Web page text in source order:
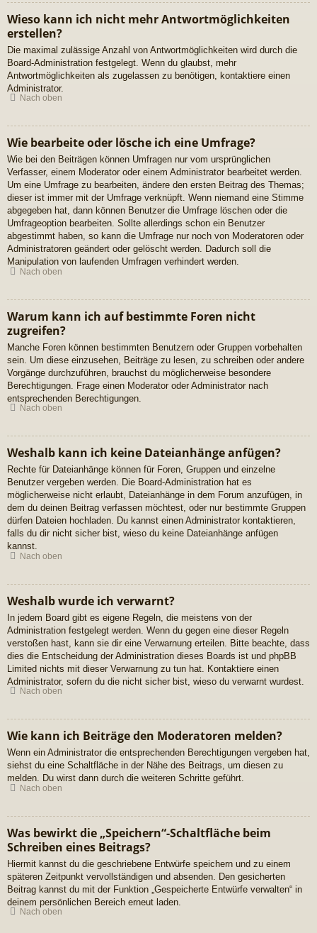
Wieso kann ich nicht mehr Antwortmöglichkeiten
erstellen?
Die maximal zulässige Anzahl von Antwortmöglichkeiten wird durch die
Board-Administration festgelegt. Wenn du glaubst, mehr
Antwortmöglichkeiten als zugelassen zu benötigen, kontaktiere einen
Administrator.
Nach oben
Wie bearbeite oder lösche ich eine Umfrage?
Wie bei den Beiträgen können Umfragen nur vom ursprünglichen
Verfasser, einem Moderator oder einem Administrator bearbeitet werden.
Um eine Umfrage zu bearbeiten, ändere den ersten Beitrag des Themas;
dieser ist immer mit der Umfrage verknüpft. Wenn niemand eine Stimme
abgegeben hat, dann können Benutzer die Umfrage löschen oder die
Umfrageoption bearbeiten. Sollte allerdings schon ein Benutzer
abgestimmt haben, so kann die Umfrage nur noch von Moderatoren oder
Administratoren geändert oder gelöscht werden. Dadurch soll die
Manipulation von laufenden Umfragen verhindert werden.
Nach oben
Warum kann ich auf bestimmte Foren nicht
zugreifen?
Manche Foren können bestimmten Benutzern oder Gruppen vorbehalten
sein. Um diese einzusehen, Beiträge zu lesen, zu schreiben oder andere
Vorgänge durchzuführen, brauchst du möglicherweise besondere
Berechtigungen. Frage einen Moderator oder Administrator nach
entsprechenden Berechtigungen.
Nach oben
Weshalb kann ich keine Dateianhänge anfügen?
Rechte für Dateianhänge können für Foren, Gruppen und einzelne
Benutzer vergeben werden. Die Board-Administration hat es
möglicherweise nicht erlaubt, Dateianhänge in dem Forum anzufügen, in
dem du deinen Beitrag verfassen möchtest, oder nur bestimmte Gruppen
dürfen Dateien hochladen. Du kannst einen Administrator kontaktieren,
falls du dir nicht sicher bist, wieso du keine Dateianhänge anfügen
kannst.
Nach oben
Weshalb wurde ich verwarnt?
In jedem Board gibt es eigene Regeln, die meistens von der
Administration festgelegt werden. Wenn du gegen eine dieser Regeln
verstoßen hast, kann sie dir eine Verwarnung erteilen. Bitte beachte, dass
dies die Entscheidung der Administration dieses Boards ist und phpBB
Limited nichts mit dieser Verwarnung zu tun hat. Kontaktiere einen
Administrator, sofern du die nicht sicher bist, wieso du verwarnt wurdest.
Nach oben
Wie kann ich Beiträge den Moderatoren melden?
Wenn ein Administrator die entsprechenden Berechtigungen vergeben hat,
siehst du eine Schaltfläche in der Nähe des Beitrags, um diesen zu
melden. Du wirst dann durch die weiteren Schritte geführt.
Nach oben
Was bewirkt die „Speichern“-Schaltfläche beim
Schreiben eines Beitrags?
Hiermit kannst du die geschriebene Entwürfe speichern und zu einem
späteren Zeitpunkt vervollständigen und absenden. Den gesicherten
Beitrag kannst du mit der Funktion „Gespeicherte Entwürfe verwalten“ in
deinem persönlichen Bereich erneut laden.
Nach oben